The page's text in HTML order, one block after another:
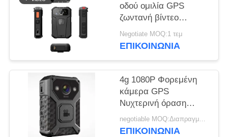
ΠΟΛΙΤΙΚΉ
ΑΠΟΡΡΉΤΟΥ
οδού ομιλία GPS
ζωντανή βίντεο
bodycam για την
επιβολή του νόμου
Negotiate MOQ:1 τεμ
ΕΠΙΚΟΙΝΩΝΊΑ
4g 1080P Φορεμένη
κάμερα GPS
Νυχτερινή όραση
Φορητή κάμερα
σώματος Ηχογράφηση
negotiable MOQ:Διαπραγματεύσιμα
ΕΠΙΚΟΙΝΩΝΊΑ